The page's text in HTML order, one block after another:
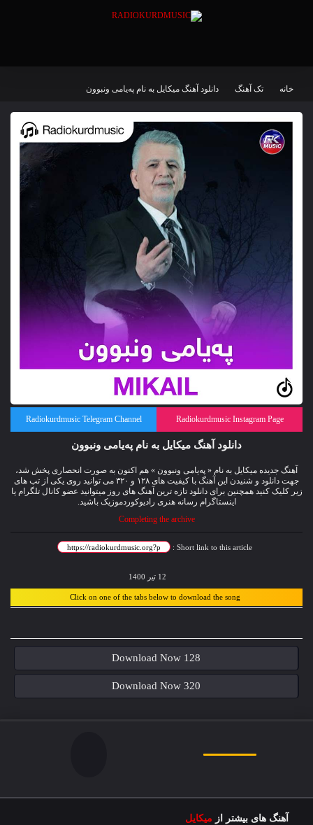
خانه تک آهنگ دانلود آهنگ میکایل به نام پەیامی ونبوون
Radiokurdmusic Instagram Page
Radiokurdmusic Telegram Channel
دانلود آهنگ میکایل به نام پەیامی ونبوون
آهنگ جدیده میکایل به نام « پەیامی ونبوون » هم اکنون به صورت انحصاری پخش شد،
جهت دانلود و شنیدن این آهنگ با کیفیت های ۱۲۸ و ۳۲۰ می توانید روی یکی از تب های
زیر کلیک کنید همچنین برای دانلود تازه ترین آهنگ های روز میتوانید عضو کانال تلگرام یا
اینستاگرام رسانه هنری رادیوکوردموزیک باشید.
Completing the archive
Short link to this article :
12 تیر 1400
Click on one of the tabs below to download the song
Download Now 128
Download Now 320
آهنگ های بیشتر از میکایل